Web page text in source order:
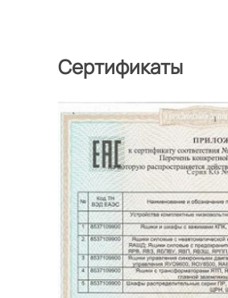
Сертификаты